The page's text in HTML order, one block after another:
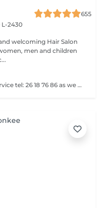
655
L-2430
welcoming Hair Salon
men and children
Dear clents! Please call for this service tel: 26 18 76 86 as we need to book a trial styling before the big day. Wash-blowout- pins-curls/straightincluded A test run is a must, at least a week before! (Included)